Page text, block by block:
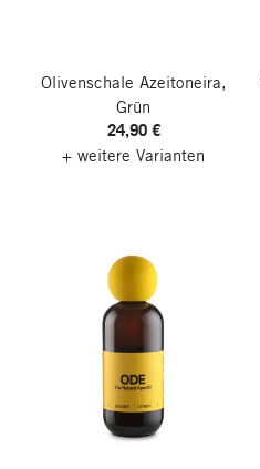
Olivenschale Azeitoneira,
Grün
24,90 €
+ weitere Varianten